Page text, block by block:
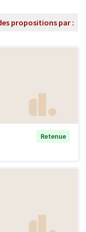
propositions par :
Retenue